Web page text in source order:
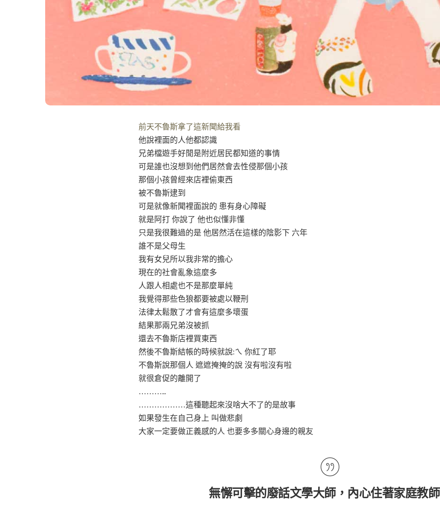
前天不魯斯拿了這新聞給我看
他說裡面的人他都認識
兄弟檔遊手好閒是附近居民都知道的事情
可是誰也沒想到他們居然會去性侵那個小孩
那個小孩曾經來店裡偷東西
被不魯斯逮到
可是就像新聞裡面說的 患有身心障礙
就是阿打 你說了 他也似懂非懂
只是我很難過的是 他居然活在這樣的陰影下 六年
誰不是父母生
我有女兒所以我非常的擔心
現在的社會亂象這麼多
人跟人相處也不是那麼單純
我覺得那些色狼都要被處以鞭刑
法律太鬆散了才會有這麼多壞蛋
結果那兩兄弟沒被抓
還去不魯斯店裡買東西
然後不魯斯結帳的時候就說:ㄟ 你紅了耶
不魯斯說那個人 遮遮掩掩的說 沒有啦沒有啦
就很倉促的離開了
………..
………………這種聽起來沒啥大不了的是故事
如果發生在自己身上 叫做悲劇
大家一定要做正義感的人 也要多多關心身邊的親友
無懈可擊的廢話文學大師，內心住著家庭教